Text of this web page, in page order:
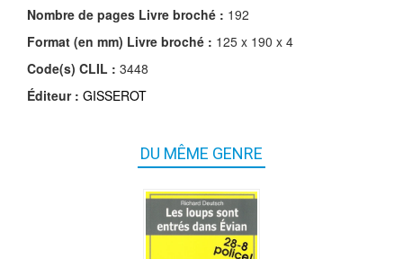
Nombre de pages Livre broché : 192
Format (en mm) Livre broché : 125 x 190 x 4
Code(s) CLIL : 3448
Éditeur : GISSEROT
DU MÊME GENRE